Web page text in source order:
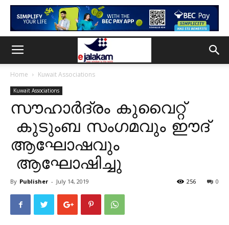
Home Kuwait Associations
Kuwait Associations
സൗഹാർദ്രം കുവൈറ്റ്
കുടുംബ സംഗമവും ഈദ്
ആഘോഷവും
ആഘോഷിച്ചു
By Publisher - July 14, 2019 0
256